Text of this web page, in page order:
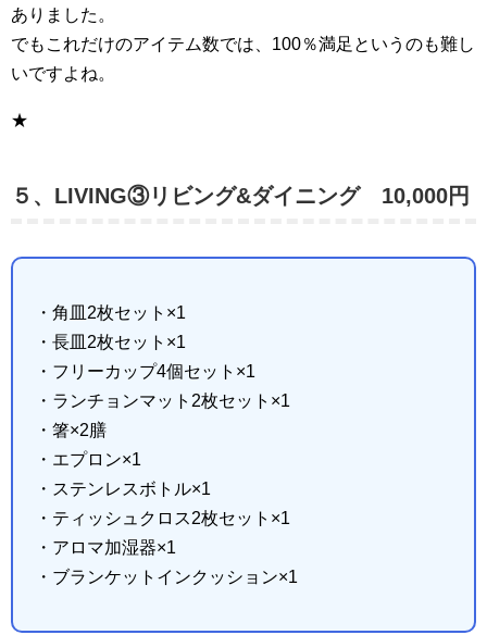
ありました。
でもこれだけのアイテム数では、100％満足というのも難し
いですよね。
★
５、LIVING③リビング&ダイニング 10,000円
・角皿2枚セット×1
・長皿2枚セット×1
・フリーカップ4個セット×1
・ランチョンマット2枚セット×1
・箸×2膳
・エプロン×1
・ステンレスボトル×1
・ティッシュクロス2枚セット×1
・アロマ加湿器×1
・ブランケットインクッション×1